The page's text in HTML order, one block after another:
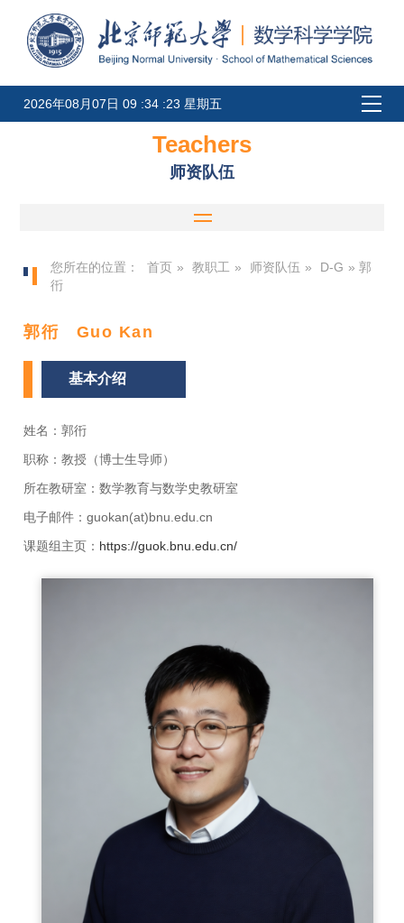
2026年08月07日 09 :34 :23 星期五
Teachers
师资队伍
您所在的位置： 首页 » 教职工 » 师资队伍 » D-G » 郭
衎
郭衎 Guo Kan
基本介绍
姓名：郭衎
职称：教授（博士生导师）
所在教研室：数学教育与数学史教研室
电子邮件：guokan(at)bnu.edu.cn
课题组主页： https://guok.bnu.edu.cn/